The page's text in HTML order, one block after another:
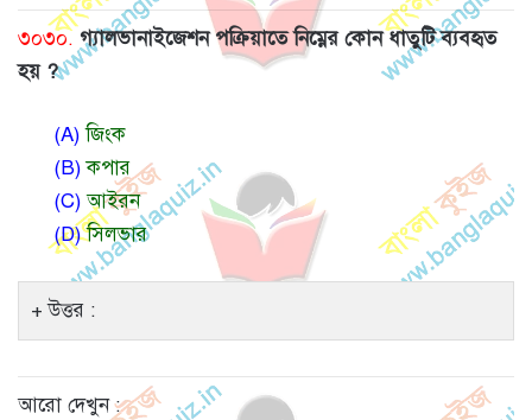
৩০৩০. গ্যালভানাইজেশন পক্রিয়াতে নিম্নের কোন ধাতুটি ব্যবহৃত
হয় ?
(A)জিংক
(B)কপার
(C)আইরন
(D)সিলভার
উত্তর :
আরো দেখুন :